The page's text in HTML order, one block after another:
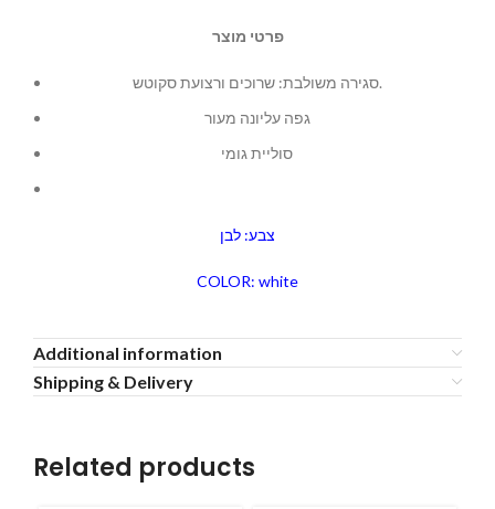
פרטי מוצר
סגירה משולבת: שרוכים ורצועת סקוטש.
גפה עליונה מעור
סוליית גומי
צבע: לבן
COLOR: white
Additional information
Shipping & Delivery
Related products